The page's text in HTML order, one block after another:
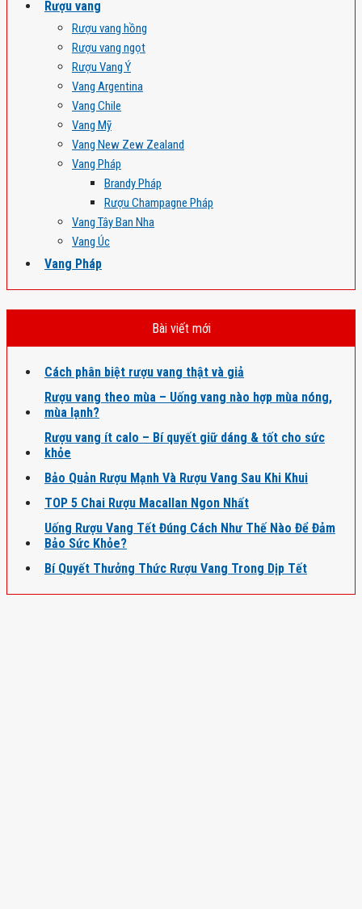
Rượu vang
Rượu vang hồng
Rượu vang ngọt
Rượu Vang Ý
Vang Argentina
Vang Chile
Vang Mỹ
Vang New Zew Zealand
Vang Pháp
Brandy Pháp
Rượu Champagne Pháp
Vang Tây Ban Nha
Vang Úc
Vang Pháp
Bài viết mới
Cách phân biệt rượu vang thật và giả
Rượu vang theo mùa – Uống vang nào hợp mùa nóng,
mùa lạnh?
Rượu vang ít calo – Bí quyết giữ dáng & tốt cho sức
khỏe
Bảo Quản Rượu Mạnh Và Rượu Vang Sau Khi Khui
TOP 5 Chai Rượu Macallan Ngon Nhất
Uống Rượu Vang Tết Đúng Cách Như Thế Nào Để Đảm
Bảo Sức Khỏe?
Bí Quyết Thưởng Thức Rượu Vang Trong Dịp Tết